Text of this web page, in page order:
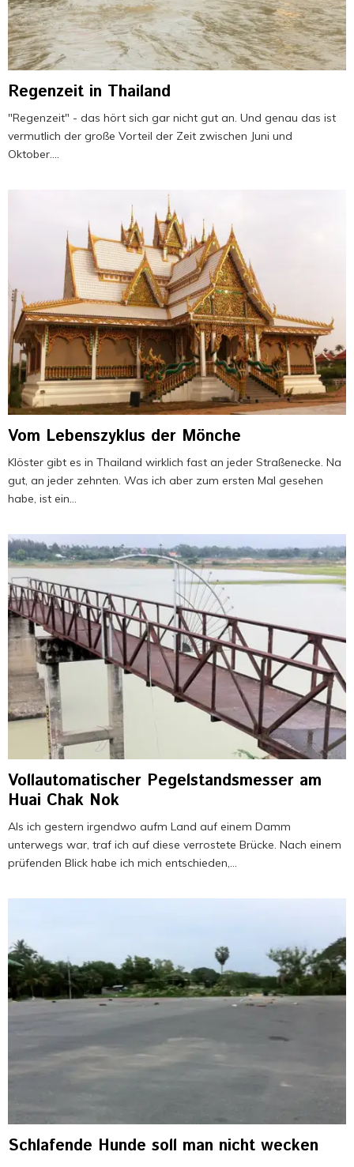
Regenzeit in Thailand
"Regenzeit" - das hört sich gar nicht gut an. Und genau das ist
vermutlich der große Vorteil der Zeit zwischen Juni und
Oktober....
Vom Lebenszyklus der Mönche
Klöster gibt es in Thailand wirklich fast an jeder Straßenecke. Na
gut, an jeder zehnten. Was ich aber zum ersten Mal gesehen
habe, ist ein...
Vollautomatischer Pegelstandsmesser am
Huai Chak Nok
Als ich gestern irgendwo aufm Land auf einem Damm
unterwegs war, traf ich auf diese verrostete Brücke. Nach einem
prüfenden Blick habe ich mich entschieden,...
Schlafende Hunde soll man nicht wecken